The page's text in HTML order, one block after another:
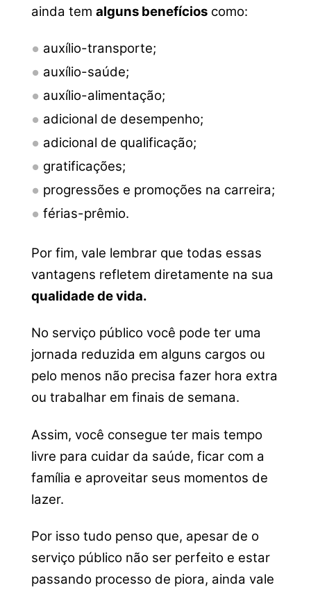
ainda tem alguns benefícioscomo:
auxílio-transporte;
auxílio-saúde;
auxílio-alimentação;
adicional de desempenho;
adicional de qualificação;
gratificações;
progressões e promoções na carreira;
férias-prêmio.
Por fim, vale lembrar que todas essas
vantagens refletem diretamente na sua
qualidade de vida.
No serviço público você pode ter uma
jornada reduzida em alguns cargos ou
pelo menos não precisa fazer hora extra
ou trabalhar em finais de semana.
Assim, você consegue ter mais tempo
livre para cuidar da saúde, ficar com a
família e aproveitar seus momentos de
lazer.
Por isso tudo penso que, apesar de o
serviço público não ser perfeito e estar
passando processo de piora, ainda vale